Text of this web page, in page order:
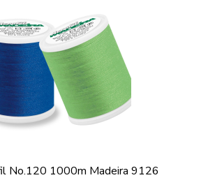
No.120 1000m Madeira 9126